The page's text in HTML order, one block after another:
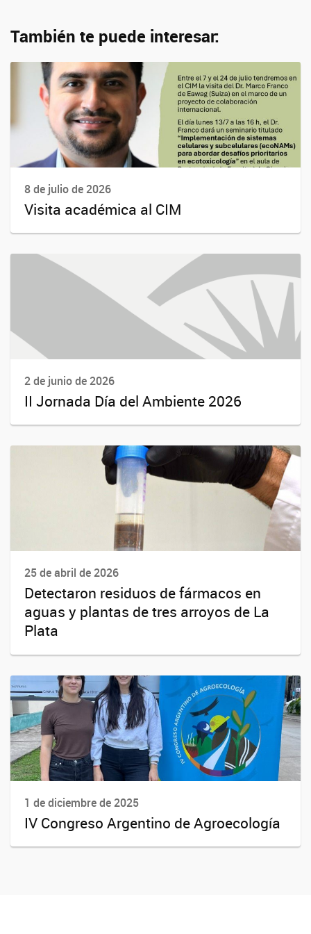
También te puede interesar:
8 de julio de 2026
Visita académica al CIM
2 de junio de 2026
II Jornada Día del Ambiente 2026
25 de abril de 2026
Detectaron residuos de fármacos en
aguas y plantas de tres arroyos de La
Plata
1 de diciembre de 2025
IV Congreso Argentino de Agroecología